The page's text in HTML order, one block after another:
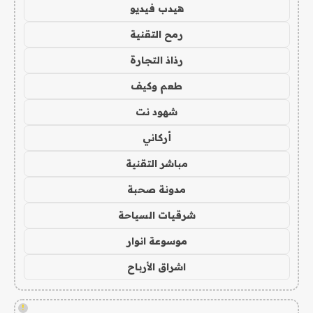
هيدب فيديو
رمح التقنية
رذاذ التجارة
طعم وكيف
شهود نت
أركاني
مباشر التقنية
مدونة صحبة
شرقيات السياحة
موسوعة انوار
اشراق الأرباح
!